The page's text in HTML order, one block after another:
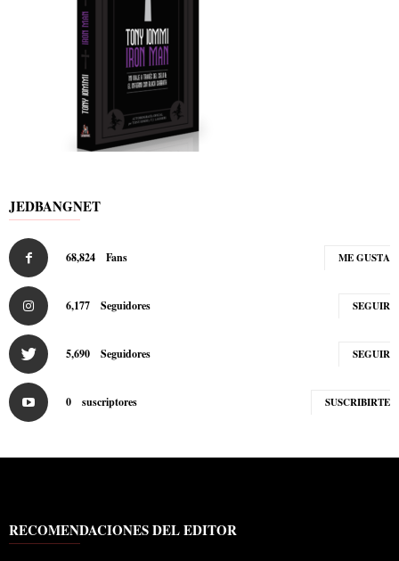
JEDBANGNET
68,824 Fans ME GUSTA
6,177 Seguidores SEGUIR
5,690 Seguidores SEGUIR
0 suscriptores SUSCRIBIRTE
RECOMENDACIONES DEL EDITOR